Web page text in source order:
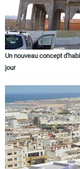
Un nouveau concept
jour